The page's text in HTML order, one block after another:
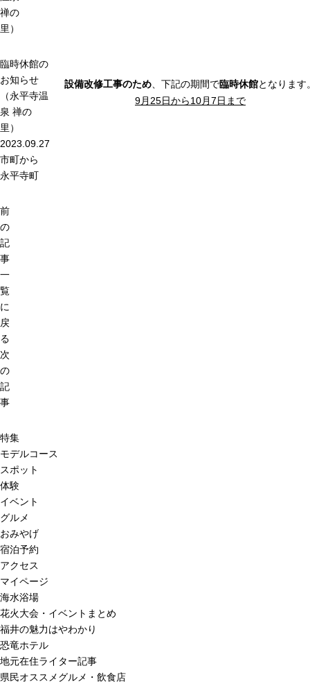
禅の
里）
臨時休館の
お知らせ
（永平寺温
泉 禅の
里）
2023.09.27
市町から
永平寺町
設備改修工事のため 、下記の期間で臨時休館となります
9月25日から10月7日まで
前
の
記
事
一
覧
に
戻
る
次
の
記
事
特集
モデルコース
スポット
体験
イベント
グルメ
おみやげ
宿泊予約
アクセス
マイページ
海水浴場
花火大会・イベントまとめ
福井の魅力はやわかり
恐竜ホテル
地元在住ライター記事
県民オススメグルメ・飲食店